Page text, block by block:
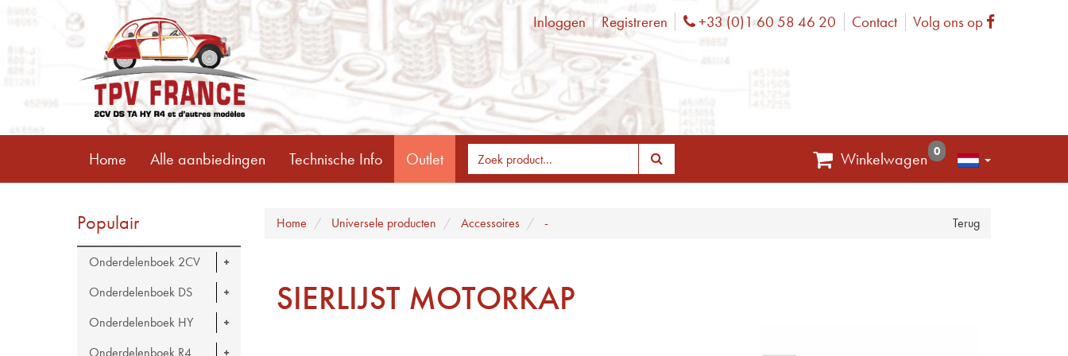
Inloggen Registreren Phone
+33 (0)1 60 58 46 20 Contact Volg ons op Facebook
Home Alle aanbiedingen Technische Info Outlet Winkelwagen 0
Populair
Onderdelenboek 2CV
Onderdelenboek DS
Onderdelenboek HY
Onderdelenboek R4
Terug
Home Universele producten Accessoires -
SIERLIJST MOTORKAP